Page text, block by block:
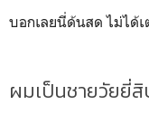
บอกเลยนี่ด้นสด ไม่ได้เ
ผมเป็นชายวัยยี่